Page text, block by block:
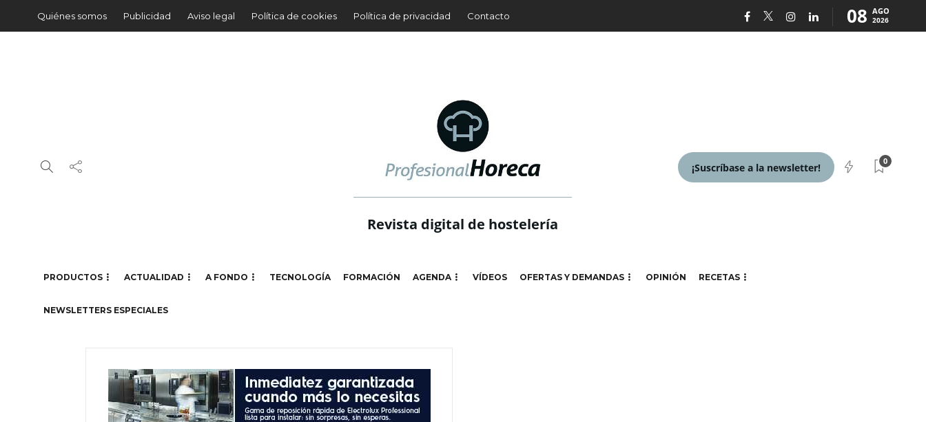
Quiénes somos Publicidad Aviso legal Política de cookies Política de privacidad Contacto 08 AGO
2026
Revista digital de hostelería
¡Suscríbase a la newsletter!
0
PRODUCTOS ACTUALIDAD A FONDO TECNOLOGÍA FORMACIÓN AGENDA VÍDEOS OFERTAS Y DEMANDAS OPINIÓN RECETAS
NEWSLETTERS ESPECIALES